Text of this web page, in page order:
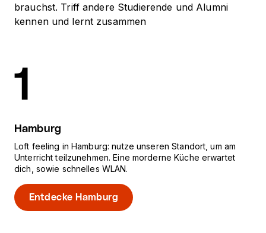
brauchst. Triff andere Studierende und Alumni
kennen und lernt zusammen
1
Hamburg
Loft feeling in Hamburg: nutze unseren Standort, um am
Unterricht teilzunehmen. Eine morderne Küche erwartet
dich, sowie schnelles WLAN.
Entdecke Hamburg